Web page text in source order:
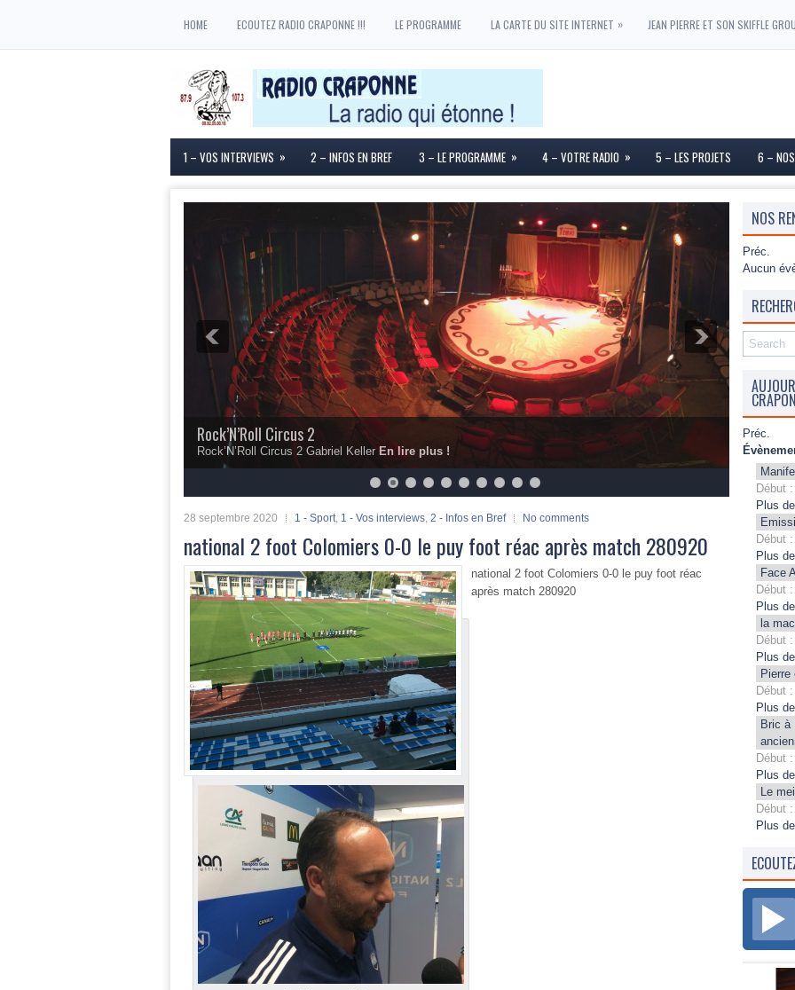
HOME ECOUTEZ RADIO CRAPONNE !!! LE PROGRAMME LA CARTE DU SITE INTERNET » JEAN PIERRE ET SON SKIFFLE
1 – VOS INTERVIEWS » 2 – INFOS EN BREF 3 – LE PROGRAMME » 4 – VOTRE RADIO » 5 – LES PROJETS 6 –
Rock’N’Roll Circus 2
Rock’N’Roll Circus 2 Gabriel KellerEn lire plus !
28 septembre 2020 1 - Sport, 1 - Vos interviews, 2 - Infos en Bref No comments
national 2 foot Colomiers 0-0 le puy foot réac après match 280920
national 2 foot Colomiers 0-0 le puy foot réac
après match 280920
NOS
Préc.
Aucun
Préc.
Début :
Plus
Début :
Plus
Face
Début :
Plus
la
Début :
Plus
Début :
Plus
Bric à
Début :
Plus
Le
Début :
Plus